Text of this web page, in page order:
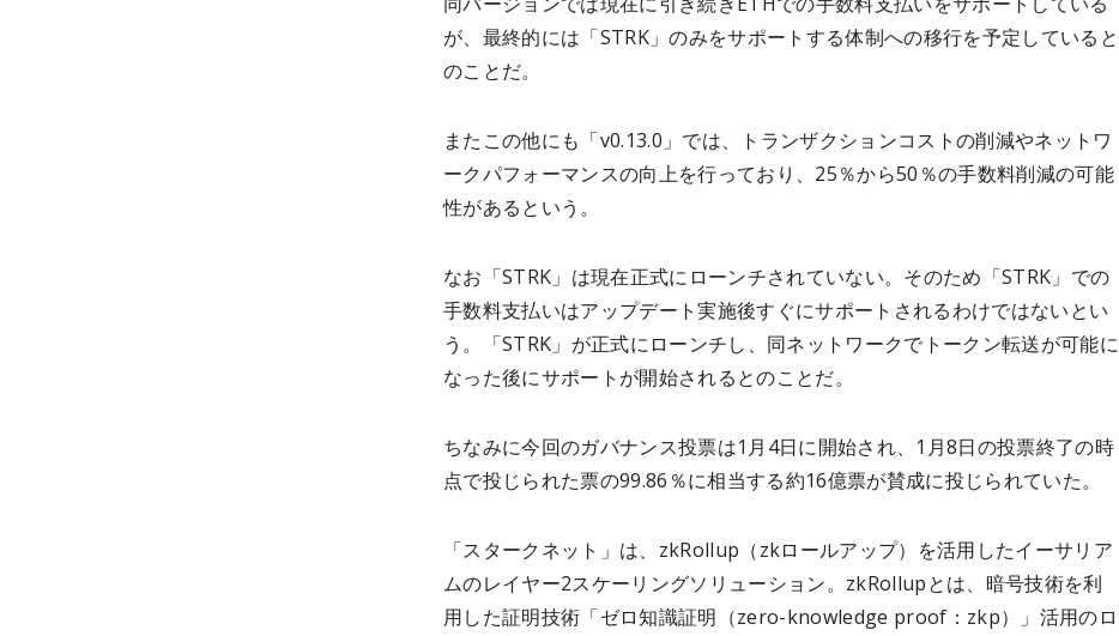
が、最終的には「STRK」のみをサポートする体制への移行を予定していると
のことだ。
またこの他にも「v0.13.0」では、トランザクションコストの削減やネットワ
ークパフォーマンスの向上を行っており、25％から50％の手数料削減の可能
性があるという。
なお「STRK」は現在正式にローンチされていない。そのため「STRK」での
手数料支払いはアップデート実施後すぐにサポートされるわけではないとい
う。「STRK」が正式にローンチし、同ネットワークでトークン転送が可能に
なった後にサポートが開始されるとのことだ。
ちなみに今回のガバナンス投票は1月4日に開始され、1月8日の投票終了の時
点で投じられた票の99.86％に相当する約16億票が賛成に投じられていた。
「スタークネット」は、zkRollup（zkロールアップ）を活用したイーサリア
ムのレイヤー2スケーリングソリューション。zkRollupとは、暗号技術を利
用した証明技術「ゼロ知識証明（zero-knowledge proof：zkp）」活用のロ